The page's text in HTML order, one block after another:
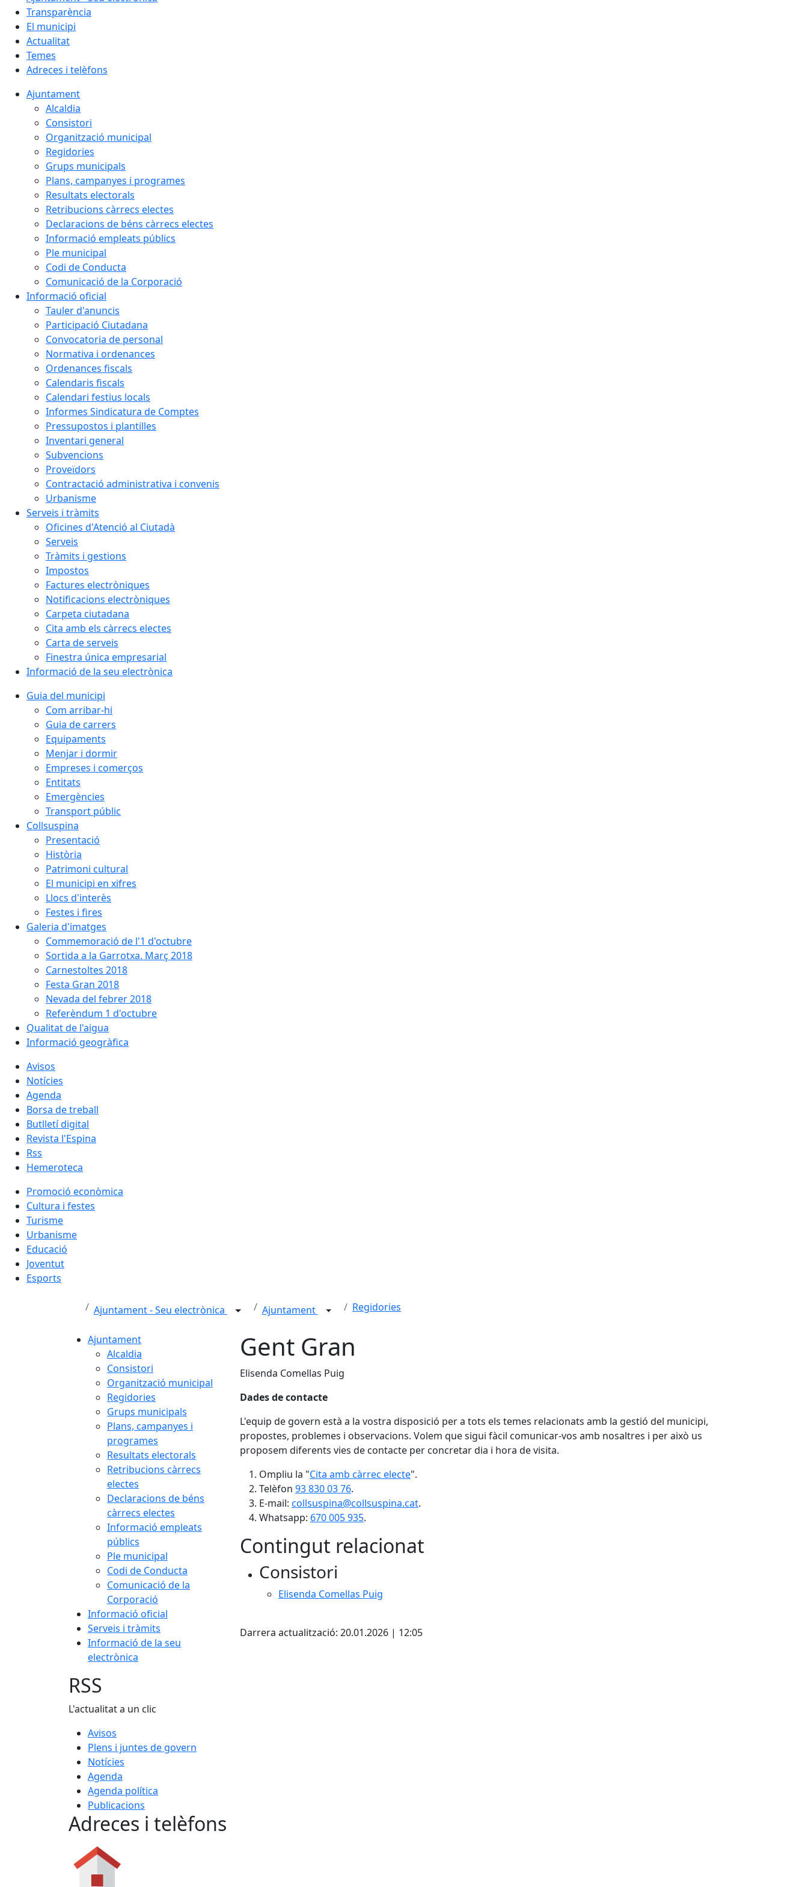
Transparència
El municipi
Actualitat
Temes
Adreces i telèfons
Ajuntament
Alcaldia
Consistori
Organització municipal
Regidories
Grups municipals
Plans, campanyes i programes
Resultats electorals
Retribucions càrrecs electes
Declaracions de béns càrrecs electes
Informació empleats públics
Ple municipal
Codi de Conducta
Comunicació de la Corporació
Informació oficial
Tauler d'anuncis
Participació Ciutadana
Convocatoria de personal
Normativa i ordenances
Ordenances fiscals
Calendaris fiscals
Calendari festius locals
Informes Sindicatura de Comptes
Pressupostos i plantilles
Inventari general
Subvencions
Proveïdors
Contractació administrativa i convenis
Urbanisme
Serveis i tràmits
Oficines d'Atenció al Ciutadà
Serveis
Tràmits i gestions
Impostos
Factures electròniques
Notificacions electròniques
Carpeta ciutadana
Cita amb els càrrecs electes
Carta de serveis
Finestra única empresarial
Informació de la seu electrònica
Guia del municipi
Com arribar-hi
Guia de carrers
Equipaments
Menjar i dormir
Empreses i comerços
Entitats
Emergències
Transport públic
Collsuspina
Presentació
Història
Patrimoni cultural
El municipi en xifres
Llocs d'interès
Festes i fires
Galeria d'imatges
Commemoració de l'1 d'octubre
Sortida a la Garrotxa. Març 2018
Carnestoltes 2018
Festa Gran 2018
Nevada del febrer 2018
Referèndum 1 d'octubre
Qualitat de l'aigua
Informació geogràfica
Avisos
Notícies
Agenda
Borsa de treball
Butlletí digital
Revista l'Espina
Rss
Hemeroteca
Promoció econòmica
Cultura i festes
Turisme
Urbanisme
Educació
Joventut
Esports
Ajuntament - Seu electrònica Ajuntament Regidories
Ajuntament
Alcaldia
Consistori
Organització municipal
Regidories
Grups municipals
Plans, campanyes i
programes
Resultats electorals
Retribucions càrrecs
electes
Declaracions de béns
càrrecs electes
Informació empleats
públics
Ple municipal
Codi de Conducta
Comunicació de la
Corporació
Informació oficial
Serveis i tràmits
Informació de la seu
electrònica
Gent Gran
Elisenda Comellas Puig
Dades de contacte
L'equip de govern està a la vostra disposició per a tots els temes relacionats amb la gestió del municipi,
propostes, problemes i observacions. Volem que sigui fàcil comunicar-vos amb nosaltres i per això us
proposem diferents vies de contacte per concretar dia i hora de visita.
Ompliu la "Cita amb càrrec electe".
Telèfon 93 830 03 76.
E-mail: collsuspina@collsuspina.cat.
Whatsapp: 670 005 935.
Contingut relacionat
Consistori
Elisenda Comellas Puig
Darrera actualització: 20.01.2026 | 12:05
RSS
L'actualitat a un clic
Avisos
Plens i juntes de govern
Notícies
Agenda
Agenda política
Publicacions
Adreces i telèfons